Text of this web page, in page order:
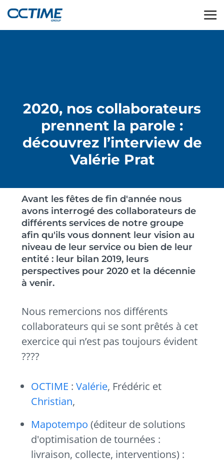
2020, nos collaborateurs
prennent la parole :
découvrez l’interview de
Valérie Prat
Avant les fêtes de fin d'année nous
avons interrogé des collaborateurs de
différents services de notre groupe
afin qu'ils vous donnent leur vision au
niveau de leur service ou bien de leur
entité : leur bilan 2019, leurs
perspectives pour 2020 et la décennie
à venir.
Nous remercions nos différents
collaborateurs qui se sont prêtés à cet
exercice qui n’est pas toujours évident
????
OCTIME : Valérie, Frédéric et
Christian,
Mapotempo (éditeur de solutions
d'optimisation de tournées :
livraison, collecte, interventions) :